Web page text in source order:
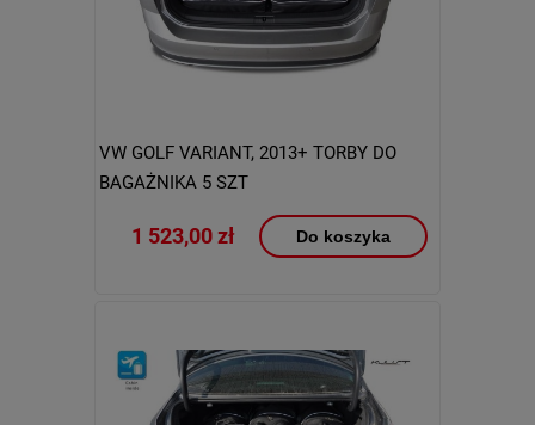
VW GOLF VARIANT, 2013+ TORBY DO
BAGAŻNIKA 5 SZT
1 523,00 zł Do koszyka